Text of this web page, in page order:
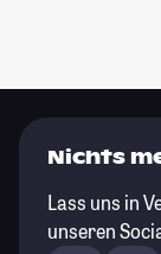
Nichts
Lass uns in
unseren